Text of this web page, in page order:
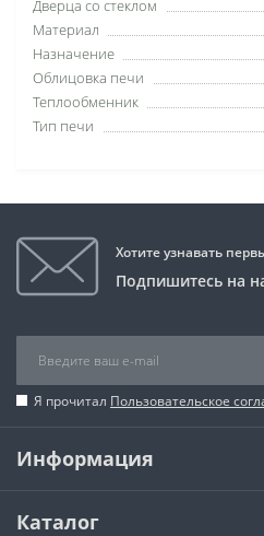
Дверца со стеклом
Материал
Назначение
Облицовка печи
Теплообменник
Тип печи
Хотите узнавать
Подпишитесь на
Я прочитал Пользовательское
Информация
Каталог